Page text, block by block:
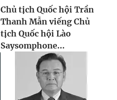
Chủ tịch Quốc hội Trần
Thanh Mẫn viếng Chủ
tịch Quốc hội Lào
Saysomphone...